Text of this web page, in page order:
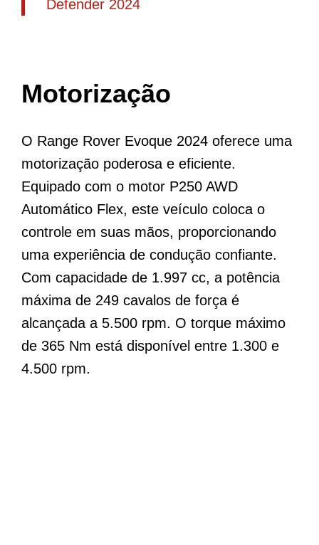
Defender 2024
Motorização
O Range Rover Evoque 2024 oferece uma
motorização poderosa e eficiente.
Equipado com o motor P250 AWD
Automático Flex, este veículo coloca o
controle em suas mãos, proporcionando
uma experiência de condução confiante.
Com capacidade de 1.997 cc, a potência
máxima de 249 cavalos de força é
alcançada a 5.500 rpm. O torque máximo
de 365 Nm está disponível entre 1.300 e
4.500 rpm.